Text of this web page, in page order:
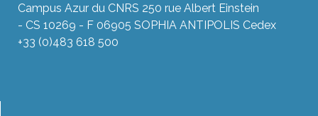
Campus Azur du CNRS 250 rue Albert Einstein
- CS 10269 - F 06905 SOPHIA ANTIPOLIS Cedex
+33 (0)483 618 500